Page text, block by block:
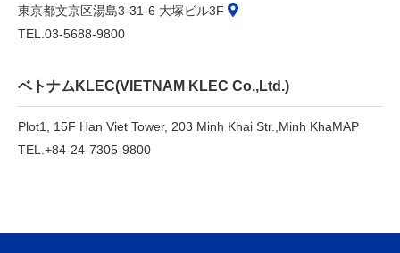
東京都文京区湯島3-31-6 大塚ビル3F
TEL.03-5688-9800
ベトナムKLEC(VIETNAM KLEC Co.,Ltd.)
Plot1, 15F Han Viet Tower, 203 Minh Khai Str., Minh KhaMAP
TEL.+84-24-7305-9800